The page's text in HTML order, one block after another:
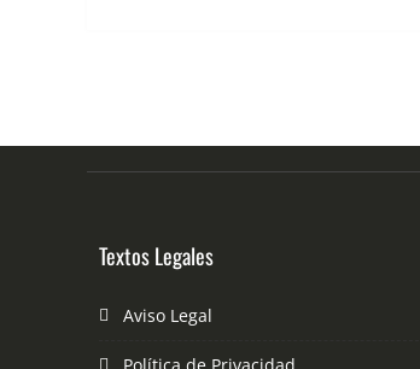
Textos Legales
Aviso Legal
Política de Privacidad